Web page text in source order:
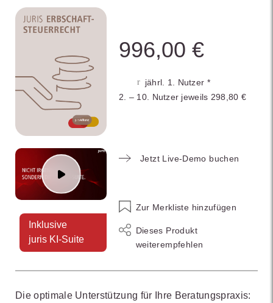
Inklusive
juris KI-Suite
Die optimale Unterstützung für Ihre Beratungspraxis:
996,00 €
jährl. 1. Nutzer *
2. – 10. Nutzer jeweils 298,80 €
Zur Merkliste hinzufügen
Dieses Produkt
weiterempfehlen
Jetzt Live-Demo buchen